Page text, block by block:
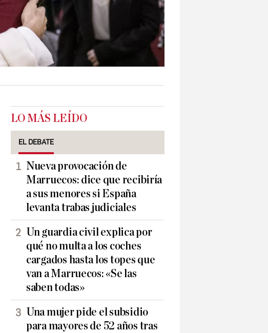
LO MÁS LEÍDO
EL DEBATE
Nueva provocación de
Marruecos: dice que recibiría
a sus menores si España
levanta trabas judiciales
Un guardia civil explica por
qué no multa a los coches
cargados hasta los topes que
van a Marruecos: «Se las
saben todas»
Una mujer pide el subsidio
para mayores de 52 años tras